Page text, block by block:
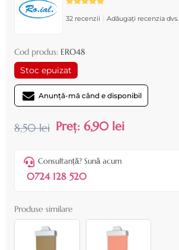
32 recenzii Adăugați recenzia dvs.
Cod produs: ERO48
Stoc epuizat
Anunță-mă când e disponibil
8,50 lei Preț: 6,90 lei
Consultanță? Sună acum
0724 128 520
Produse similare